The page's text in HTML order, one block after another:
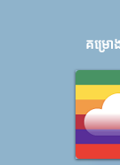
គម្រ